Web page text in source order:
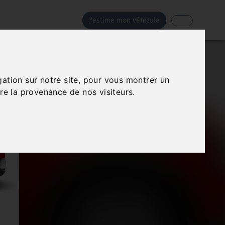
sur notre site, pour vous montrer un
la provenance de nos visiteurs.
J'estime mon véhicule